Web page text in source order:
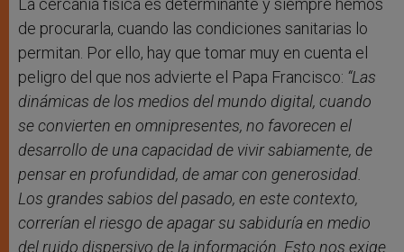
La cercanía física es determinante y siempre hemos
de procurarla, cuando las condiciones sanitarias lo
permitan. Por ello, hay que tomar muy en cuenta el
peligro del que nos advierte el Papa Francisco: “Las
dinámicas de los medios del mundo digital, cuando
se convierten en omnipresentes, no favorecen el
desarrollo de una capacidad de vivir sabiamente, de
pensar en profundidad, de amar con generosidad.
Los grandes sabios del pasado, en este contexto,
correrían el riesgo de apagar su sabiduría en medio
del ruido dispersivo de la información. Esto nos exige